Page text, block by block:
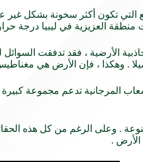
تكون أكثر سخونة بشكل
في ليبيا درجة حرارة مسجلة
الأرضية ، فقد تدفقت السوائل
المرجانية تدعم مجموعة كبيرة
. وعلى الرغم من كل هذه
الأرض .